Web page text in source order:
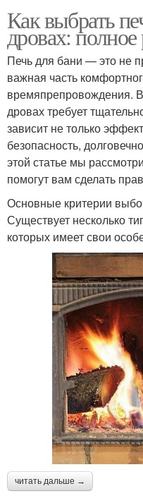
Как выбрать
дровах: полное
Печь для бани — это не
важная часть
времяпрепровождения.
дровах требует
зависит не только
безопасность,
этой статье мы
помогут вам сделать
Основные критерии
Существует несколько
которых имеет свои
читать дальше →